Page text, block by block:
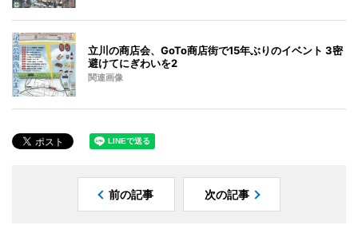
立川の商店会、GoTo商店街で15年ぶりのイベント 3密
避けてにぎわいを2
関連画像
前の記事 次の記事